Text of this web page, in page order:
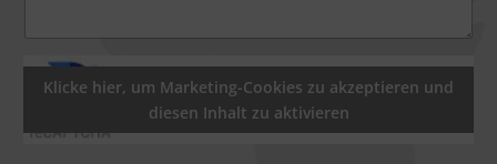
Klicke hier, um Marketing-Cookies zu akzeptieren und
diesen Inhalt zu aktivieren